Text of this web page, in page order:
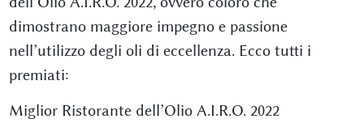
dimostrano maggiore impegno e passione
nell’utilizzo degli oli di eccellenza. Ecco tutti i
premiati:
Miglior Ristorante dell’Olio A.I.R.O. 2022